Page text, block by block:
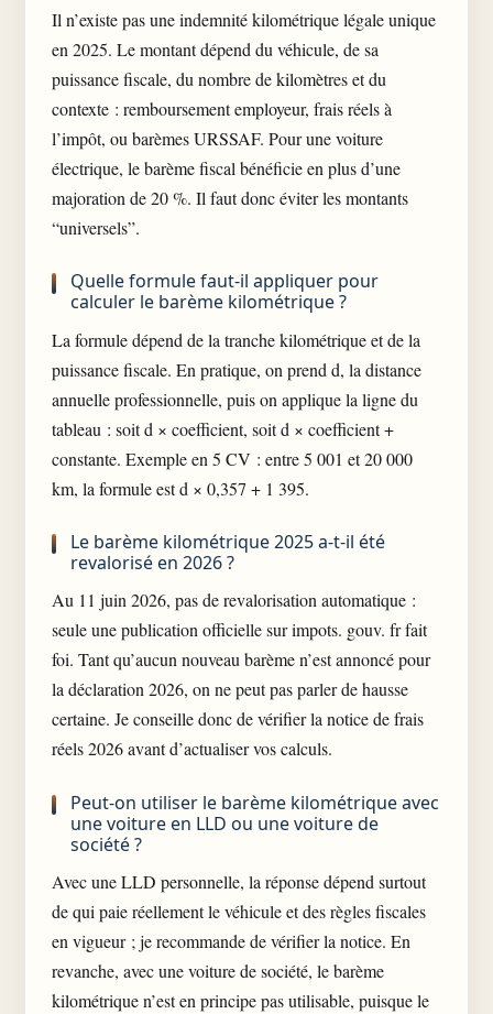
Il n’existe pas une indemnité kilométrique légale unique
en 2025. Le montant dépend du véhicule, de sa
puissance fiscale, du nombre de kilomètres et du
contexte : remboursement employeur, frais réels à
l’impôt, ou barèmes URSSAF. Pour une voiture
électrique, le barème fiscal bénéficie en plus d’une
majoration de 20 %. Il faut donc éviter les montants
“universels”.
Quelle formule faut-il appliquer pour
calculer le barème kilométrique ?
La formule dépend de la tranche kilométrique et de la
puissance fiscale. En pratique, on prend d, la distance
annuelle professionnelle, puis on applique la ligne du
tableau : soit d × coefficient, soit d × coefficient +
constante. Exemple en 5 CV : entre 5 001 et 20 000
km, la formule est d × 0,357 + 1 395.
Le barème kilométrique 2025 a-t-il été
revalorisé en 2026 ?
Au 11 juin 2026, pas de revalorisation automatique :
seule une publication officielle sur impots. gouv. fr fait
foi. Tant qu’aucun nouveau barème n’est annoncé pour
la déclaration 2026, on ne peut pas parler de hausse
certaine. Je conseille donc de vérifier la notice de frais
réels 2026 avant d’actualiser vos calculs.
Peut-on utiliser le barème kilométrique avec
une voiture en LLD ou une voiture de
société ?
Avec une LLD personnelle, la réponse dépend surtout
de qui paie réellement le véhicule et des règles fiscales
en vigueur ; je recommande de vérifier la notice. En
revanche, avec une voiture de société, le barème
kilométrique n’est en principe pas utilisable, puisque le